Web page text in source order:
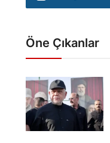
Öne Çıkanlar